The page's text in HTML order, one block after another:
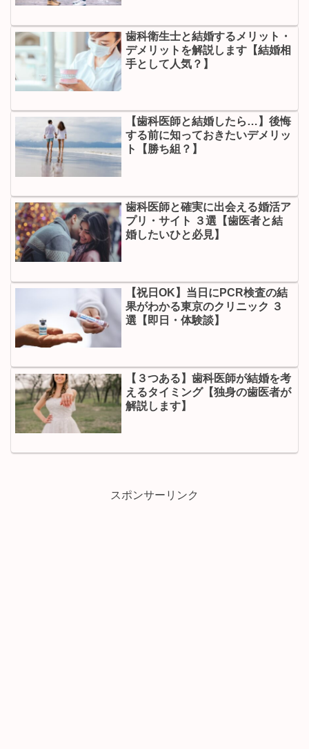
歯科衛生士と結婚するメリット・
デメリットを解説します【結婚相
手として人気？】
【歯科医師と結婚したら…】後悔
する前に知っておきたいデメリッ
ト【勝ち組？】
歯科医師と確実に出会える婚活ア
プリ・サイト ３選【歯医者と結
婚したいひと必見】
【祝日OK】当日にPCR検査の結
果がわかる東京のクリニック ３
選【即日・体験談】
【３つある】歯科医師が結婚を考
えるタイミング【独身の歯医者が
解説します】
スポンサーリンク